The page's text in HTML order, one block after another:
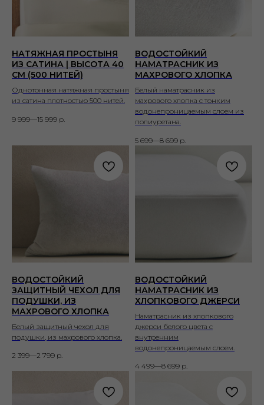
НАТЯЖНАЯ ПРОСТЫНЯ
ИЗ САТИНА | ВЫСОТА 40
СМ (500 НИТЕЙ)
Однотонная натяжная простыня
из сатина плотностью 500 нитей.
9 999—15 999 р.
ВОДОСТОЙКИЙ
НАМАТРАСНИК ИЗ
МАХРОВОГО ХЛОПКА
Белый наматрасник из
махрового хлопка с тонким
водонепроницаемым слоем из
полиуретана.
5 699—8 699 р.
ВОДОСТОЙКИЙ
ЗАЩИТНЫЙ ЧЕХОЛ ДЛЯ
ПОДУШКИ, ИЗ
МАХРОВОГО ХЛОПКА
Белый защитный чехол для
подушки, из махрового хлопка.
2 399—2 799 р.
ВОДОСТОЙКИЙ
НАМАТРАСНИК ИЗ
ХЛОПКОВОГО ДЖЕРСИ
Наматрасник из хлопкового
джерси белого цвета с
внутренним
водонепроницаемым слоем.
4 499—8 699 р.